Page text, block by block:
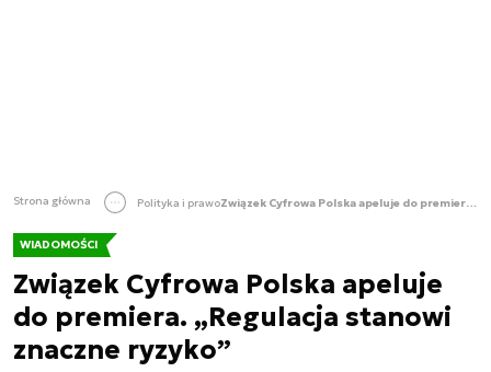
Strona główna Polityka i prawo Związek Cyfrowa Polska apeluje do premiera. „Regulacja stanowi znaczne ryzyko”
WIADOMOŚCI
Związek Cyfrowa Polska apeluje
do premiera. „Regulacja stanowi
znaczne ryzyko”